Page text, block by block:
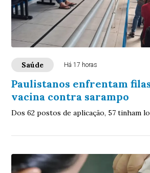
Saúde Há 17 horas
Paulistanos enfrentam
vacina contra sarampo
Dos 62 postos de aplicação, 57 tinham